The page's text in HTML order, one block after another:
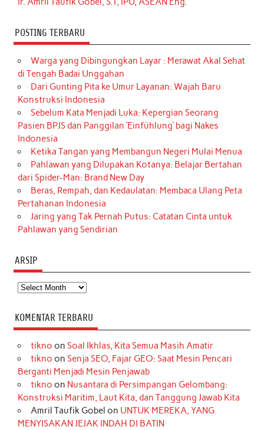
POSTING TERBARU
Warga yang Dibingungkan Layar : Merawat Akal Sehat
di Tengah Badai Unggahan
Dari Gunting Pita ke Umur Layanan: Wajah Baru
Konstruksi Indonesia
Sebelum Kata Menjadi Luka: Kepergian Seorang
Pasien BPJS dan Panggilan ‘Einfühlung’ bagi Nakes
Indonesia
Ketika Tangan yang Membangun Negeri Mulai Menua
Pahlawan yang Dilupakan Kotanya: Belajar Bertahan
dari Spider-Man: Brand New Day
Beras, Rempah, dan Kedaulatan: Membaca Ulang Peta
Pertahanan Indonesia
Jaring yang Tak Pernah Putus: Catatan Cinta untuk
Pahlawan yang Sendirian
ARSIP
Arsip
KOMENTAR TERBARU
tikno on Soal Ikhlas, Kita Semua Masih Amatir
tikno on Senja SEO, Fajar GEO: Saat Mesin Pencari
Berganti Menjadi Mesin Penjawab
tikno on Nusantara di Persimpangan Gelombang:
Konstruksi Maritim, Laut Kita, dan Tanggung Jawab Kita
Amril Taufik Gobel on UNTUK MEREKA, YANG
MENYISAKAN JEJAK INDAH DI BATIN